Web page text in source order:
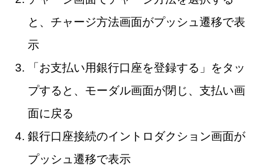
と、チャージ方法画面がプッシュ遷移で表
示
「お支払い用銀行口座を登録する」をタッ
プすると、モーダル画面が閉じ、支払い画
面に戻る
銀行口座接続のイントロダクション画面が
プッシュ遷移で表示